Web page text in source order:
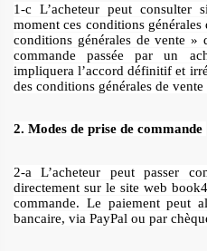
1-c L’acheteur peut consulter
moment ces conditions
conditions générales de vente
commande passée par un
impliquera l’accord définitif et
des conditions générales de vente
2. Modes de prise de commande
2-a L’acheteur peut passer
directement sur le site web
commande. Le paiement peut
bancaire, via PayPal ou par